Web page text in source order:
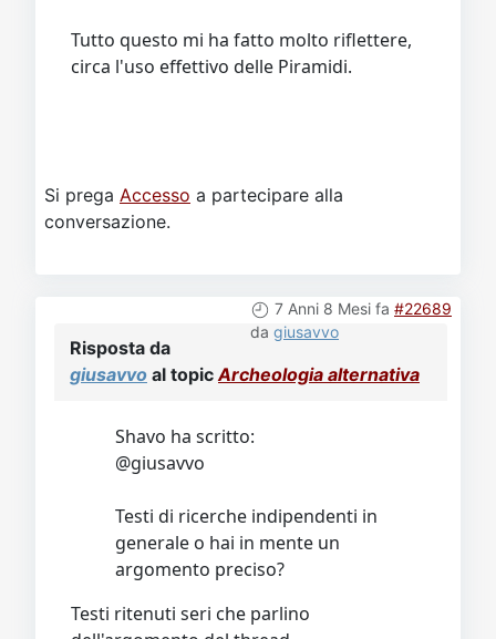
Tutto questo mi ha fatto molto riflettere,
circa l'uso effettivo delle Piramidi.
Si prega Accesso a partecipare alla
conversazione.
7 Anni 8 Mesi fa #22689
da giusavvo
Risposta da
giusavvo al topic Archeologia alternativa
Shavo ha scritto:
@giusavvo
Testi di ricerche indipendenti in
generale o hai in mente un
argomento preciso?
Testi ritenuti seri che parlino